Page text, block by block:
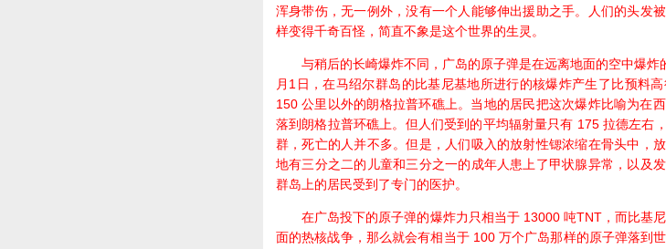
浑身带伤，无一例外，没有一个人能够伸出援助之手。人们的头发
样变得千奇百怪，简直不象是这个世界的生灵。
与稍后的长崎爆炸不同，广岛的原子弹是在远离地面的空中爆炸
月1日，在马绍尔群岛的比基尼基地所进行的核爆炸产生了比预料
150 公里以外的朗格拉普环礁上。当地的居民把这次爆炸比喻为在
落到朗格拉普环礁上。但人们受到的平均辐射量只有 175 拉德左右
群，死亡的人并不多。但是，人们吸入的放射性锶浓缩在骨头中，
地有三分之二的儿童和三分之一的成年人患上了甲状腺异常，以及
群岛上的居民受到了专门的医护。
在广岛投下的原子弹的爆炸力只相当于 13000 吨TNT，而比基
面的热核战争，那么就会有相当于 100 万个广岛那样的原子弹落到